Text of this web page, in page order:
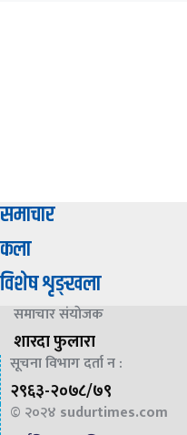
समाचार
कला
विशेष शृङ्खला
समाचार संयाेजक
शारदा फुलारा
सूचना विभाग दर्ता न :
२९६३-२०७८/७९
© २०२४ sudurtimes.com